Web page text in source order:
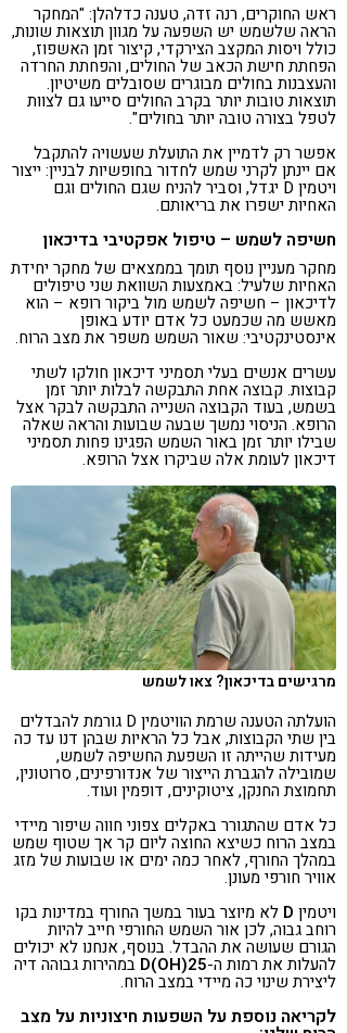
ראש החוקרים, רנה זדה, טענה כדלהלן: "המחקר
הראה שלשמש יש השפעה על מגוון תוצאות שונות,
כולל ויסות המקצב הצירקדי, קיצור זמן האשפוז,
הפחתת חישת הכאב של החולים, והפחתת החרדה
והעצבנות בחולים מבוגרים שסובלים משיטיון.
תוצאות טובות יותר בקרב החולים סייעו גם לצוות
לטפל בצורה טובה יותר בחולים".
אפשר רק לדמיין את התועלת שעשויה להתקבל
אם יינתן לקרני שמש לחדור בחופשיות לבניין: ייצור
ויטמין D יגדל, וסביר להניח שגם החולים וגם
האחיות ישפרו את בריאותם.
חשיפה לשמש – טיפול אפקטיבי בדיכאון
מחקר מעניין נוסף תומך בממצאים של מחקר יחידת
האחיות שלעיל: באמצעות השוואת שני טיפולים
לדיכאון – חשיפה לשמש מול ביקור רופא – הוא
מאשש מה שכמעט כל אדם יודע באופן
אינסטינקטיבי: שאור השמש משפר את מצב הרוח.
עשרים אנשים בעלי תסמיני דיכאון חולקו לשתי
קבוצות. קבוצה אחת התבקשה לבלות יותר זמן
בשמש, בעוד הקבוצה השנייה התבקשה לבקר אצל
הרופא. הניסוי נמשך שבעה שבועות והראה שאלה
שבילו יותר זמן באור השמש הפגינו פחות תסמיני
דיכאון לעומת אלה שביקרו אצל הרופא.
מרגישים בדיכאון? צאו לשמש
הועלתה הטענה שרמת הוויטמין D גורמת להבדלים
בין שתי הקבוצות, אבל כל הראיות שבהן דנו עד כה
מעידות שהייתה זו השפעת החשיפה לשמש,
שמובילה להגברת הייצור של אנדורפינים, סרוטונין,
תחמוצת החנקן, ציטוקינים, דופמין ועוד.
כל אדם שהתגורר באקלים צפוני חווה שיפור מיידי
במצב הרוח כשיצא החוצה ליום קר אך שטוף שמש
במהלך החורף, לאחר כמה ימים או שבועות של מזג
אוויר חורפי מעונן.
ויטמין D לא מיוצר בעור במשך החורף במדינות בקו
רוחב גבוה, לכן אור השמש החורפי חייב להיות
הגורם שעושה את ההבדל. בנוסף, אנחנו לא יכולים
להעלות את רמות ה-25(OH)D במהירות גבוהה דיה
ליצירת שינוי כה מיידי במצב הרוח.
לקריאה נוספת על השפעות חיצוניות על מצב